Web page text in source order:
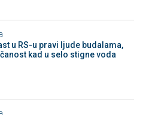
u RS-u pravi ljude budalama,
kad u selo stigne voda